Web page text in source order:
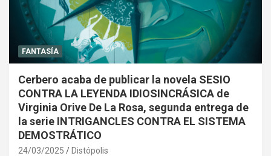
FANTASÍA
Cerbero acaba de publicar la novela SESIO
CONTRA LA LEYENDA IDIOSINCRÁSICA de
Virginia Orive De La Rosa, segunda entrega de
la serie INTRIGANCLES CONTRA EL SISTEMA
DEMOSTRÁTICO
24/03/2025 Distópolis